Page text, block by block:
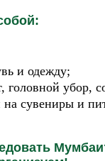
и одежду;
головной убор,
на сувениры и